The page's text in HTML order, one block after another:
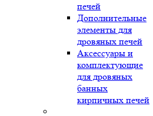
печей
Дополнительные
элементы для
дровяных печей
Аксессуары и
комплектующие
для дровяных
банных
кирпичных печей